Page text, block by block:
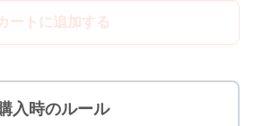
ートに追加する
入時のルール